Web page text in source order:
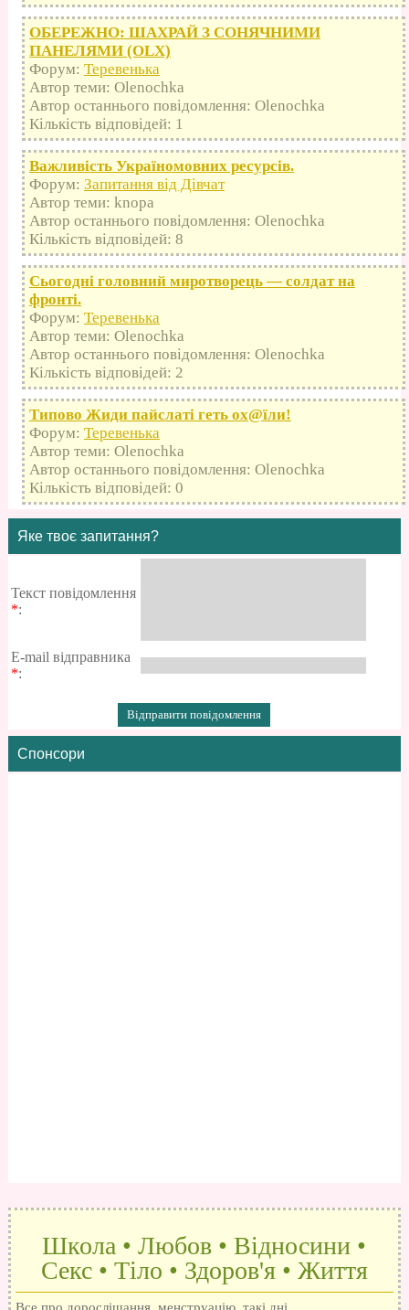
ОБЕРЕЖНО: ШАХРАЙ З СОНЯЧНИМИ
ПАНЕЛЯМИ (OLX)
Форум: Теревенька
Автор теми: Olenochka
Автор останнього повідомлення: Olenochka
Кількість відповідей: 1
Важливість Україномовних ресурсів.
Форум: Запитання від Дівчат
Автор теми: knopa
Автор останнього повідомлення: Olenochka
Кількість відповідей: 8
Сьогодні головний миротворець — солдат на
фронті.
Форум: Теревенька
Автор теми: Olenochka
Автор останнього повідомлення: Olenochka
Кількість відповідей: 2
Типово Жиди пайслаті геть оx@їли!
Форум: Теревенька
Автор теми: Olenochka
Автор останнього повідомлення: Olenochka
Кількість відповідей: 0
Яке твоє запитання?
Текст повідомлення
*:
E-mail відправника
*:
Спонсори
Школа • Любов • Відносини •
Секс • Тіло • Здоров'я • Життя